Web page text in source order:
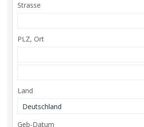
Strasse
PLZ, Ort
Land
Geb-Datum